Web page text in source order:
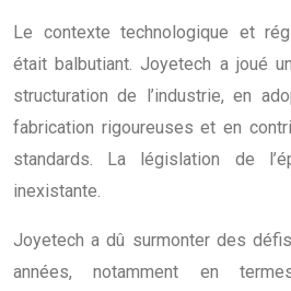
Le contexte technologique et
était balbutiant. Joyetech a joué
structuration de l’industrie, en
fabrication rigoureuses et en
standards. La législation de
inexistante.
Joyetech a dû surmonter des
années, notamment en